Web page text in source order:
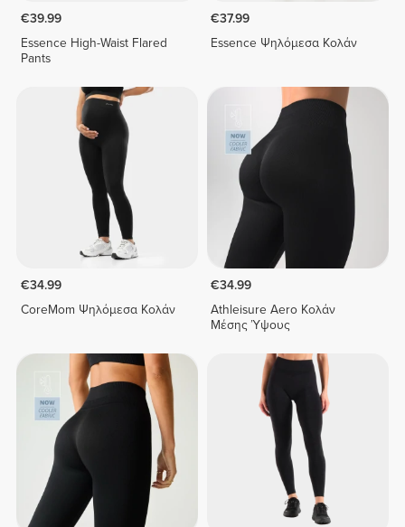
€39.99
Essence High-Waist Flared
Pants
€37.99
Essence Ψηλόμεσα Κολάν
€34.99
CoreMom Ψηλόμεσα Κολάν
€34.99
Athleisure Aero Κολάν
Μέσης Ύψους